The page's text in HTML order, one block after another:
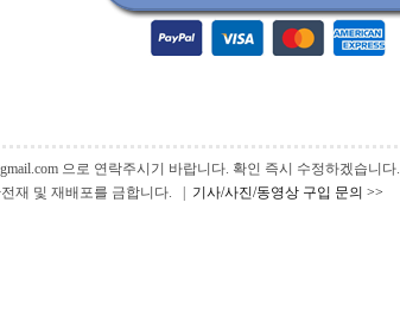
으로 연락주시기 바랍니다. 확인 즉시 수정하겠습니다.
전재 및 재배포를 금합니다. | 기사/사진/동영상 구입 문의 >>